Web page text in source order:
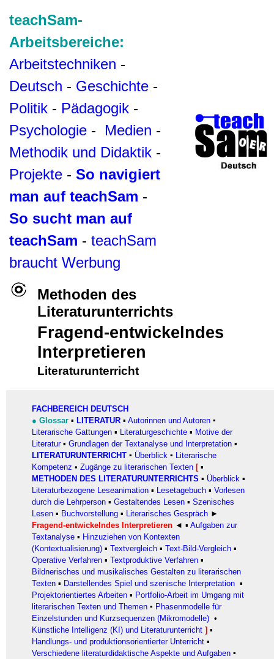
teachSam-
Arbeitsbereiche:
Arbeitstechniken -
Deutsch - Geschichte -
Politik - Pädagogik -
Psychologie - Medien -
Methodik und Didaktik -
Projekte - So navigiert
man auf teachSam -
So sucht man auf
teachSam - teachSam
braucht Werbung
Methoden des
Literaturunterrichts
Fragend-entwickelndes
Interpretieren
Literaturunterricht
FACHBEREICH DEUTSCH
● Glossar ▪ LITERATUR ▪ Autorinnen und Autoren ▪
Literarische Gattungen ▪ Literaturgeschichte ▪ Motive der
Literatur▪ Grundlagen der Textanalyse und Interpretation ▪
LITERATURUNTERRICHT ▪ Überblick ▪ Literarische
Kompetenz • Zugänge zu literarischen Texten [ ▪
METHODEN DES LITERATURUNTERRICHTS ▪ Überblick ▪
Literaturbezogene Leseanimation ▪ Lesetagebuch ▪ Vorlesen
durch die Lehrperson ▪ Gestaltendes Lesen ▪ Szenisches
Lesen ▪ Buchvorstellung ▪ Literarisches Gespräch ►
Fragend-entwickelndes Interpretieren ◄ ▪ Aufgaben zur
Textanalyse ▪ Hinzuziehen von Kontexten
(Kontextualisierung) ▪ Textvergleich ▪ Text-Bild-Vergleich ▪
Operative Verfahren ▪ Textproduktive Verfahren ▪
Bildnerisches und musikalisches Gestalten zu literarischen
Texten ▪ Darstellendes Spiel und szenische Interpretation ▪
Projektorientiertes Arbeiten ▪ Portfolio-Arbeit im Umgang mit
literarischen Texten und Themen ▪ Phasenmodelle für
Einzelstunden und Kurzsequenzen (Mikromodelle) •
Künstliche Intelligenz (KI) und Literaturunterricht ] ▪
Handlungs- und produktionsorientierter Unterricht ▪
Verschiedene literaturdidaktische Aspekte und Aufgaben ▪